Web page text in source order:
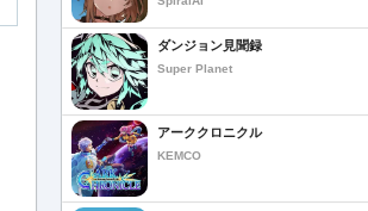
ダンジョン見聞録
Super Planet
アーククロニクル
KEMCO